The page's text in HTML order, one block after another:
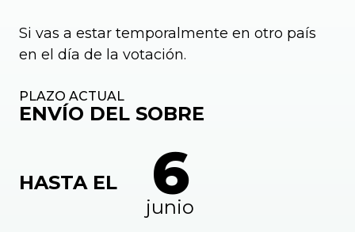
Si vas a estar temporalmente en otro país
en el día de la votación.
PLAZO ACTUAL
ENVÍO DEL SOBRE
HASTA EL 6
junio